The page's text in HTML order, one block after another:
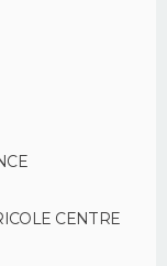
CENTRE